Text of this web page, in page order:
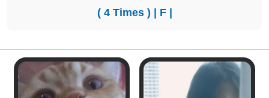
( 4 Times ) | F|